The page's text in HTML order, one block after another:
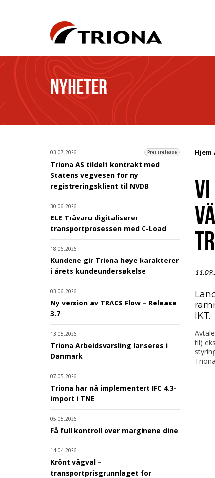
NYHETER
03.07.2026 Pressrelease
Triona AS tildelt kontrakt med
Statens vegvesen for ny
registreringsklient til NVDB
30.06.2026
ELE Trävaru digitaliserer
transportprosessen med C-Load
18.06.2026
Kundene gir Triona høye karakterer
i årets kundeundersøkelse
03.06.2026
Ny version av TRACS Flow – Release
3.7
13.05.2026
Triona Arbeidsvarsling lanseres i
Danmark
07.05.2026
Triona har nå implementert IFC 4.3-
import i TNE
05.05.2026
Få full kontroll over marginene dine
14.04.2026
Krönt vägval –
transportprisgrunnlaget for
Hjem
VI
IKT.
til)